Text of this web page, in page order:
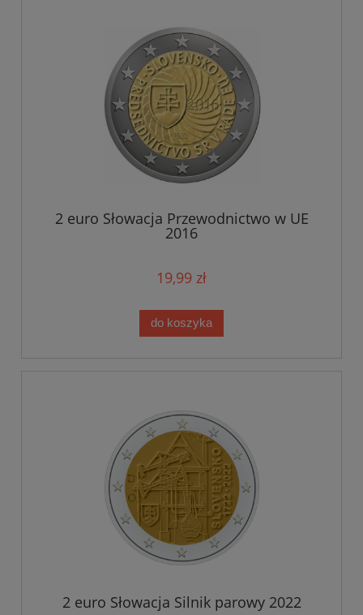
2 euro Słowacja Przewodnictwo w UE
2016
19,99 zł
do koszyka
2 euro Słowacja Silnik parowy 2022